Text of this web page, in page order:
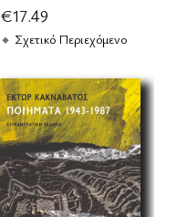
€17.49
Σχετικό Περιεχόμενο